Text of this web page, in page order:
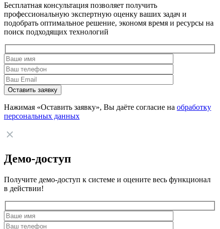
Бесплатная консультация позволяет получить
профессиональную экспертную оценку ваших задач и
подобрать оптимальное решение, экономя время и ресурсы на
поиск подходящих технологий
Нажимая «Оставить заявку», Вы даёте согласие на обработку
персональных данных
Демо-доступ
Получите демо-доступ к системе и оцените весь функционал
в действии!